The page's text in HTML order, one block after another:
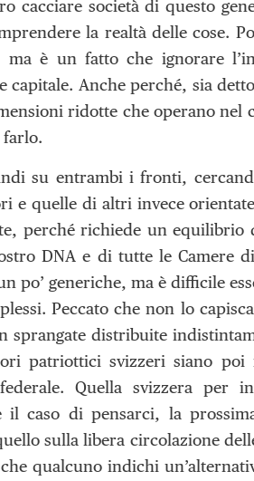
cacciare società di questo
la realtà delle cose.
è un fatto che ignorare
capitale. Anche perché, sia
ridotte che operano nel
farlo.
su entrambi i fronti,
e quelle di altri invece
perché richiede un
DNA e di tutte le Camere
po’ generiche, ma è difficile
Peccato che non lo
sprangate distribuite
patriottici svizzeri siano
Quella svizzera per
il caso di pensarci, la
sulla libera circolazione
qualcuno indichi